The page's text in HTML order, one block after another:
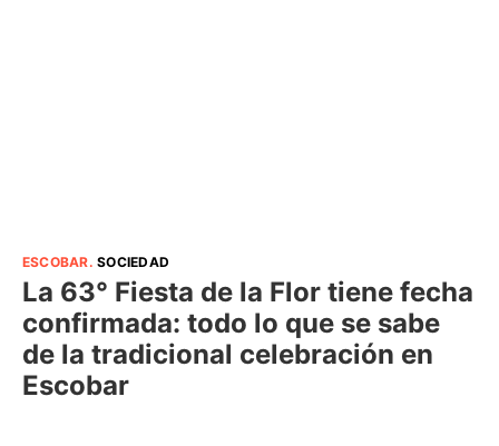
ESCOBAR.SOCIEDAD
La 63° Fiesta de la Flor tiene fecha
confirmada: todo lo que se sabe
de la tradicional celebración en
Escobar